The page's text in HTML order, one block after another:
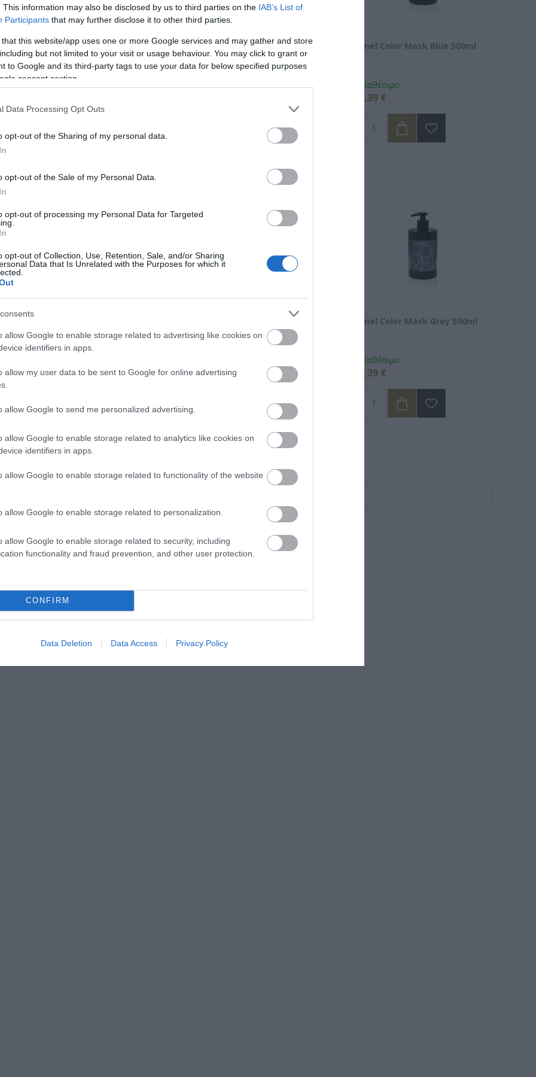
This information may also be disclosed by us to third parties on the IAB’s List of
Participants that may further disclose it to other third parties.
that this website/app uses one or more Google services and may gather and store
but not limited to your visit or usage behaviour. You may click to grant or
to Google and its third-party tags to use your data for below specified purposes
consent section.
Data Processing Opt Outs
opt-out of the Sharing of my personal data.
opt-out of the Sale of my Personal Data.
opt-out of processing my Personal Data for Targeted
opt-out of Collection, Use, Retention, Sale, and/or Sharing
Data that Is Unrelated with the Purposes for which it
allow Google to enable storage related to advertising like cookies on
identifiers in apps.
allow my user data to be sent to Google for online advertising
allow Google to send me personalized advertising.
allow Google to enable storage related to analytics like cookies on
identifiers in apps.
allow Google to enable storage related to functionality of the website
allow Google to enable storage related to personalization.
allow Google to enable storage related to security, including
functionality and fraud prevention, and other user protection.
CONFIRM
Data Deletion Data Access Privacy Policy
Μάσκα
Imel Collagen Μάσκα
Μαλλιών 1000ml
Διαθέσιμο
Imel Color Mask Baby Pink
500ml
Διαθέσιμο
Imel Color Mask Blue 500ml
Διαθέσιμο
6,39 €
Brown 500ml
500ml
6,39 €
Imel Color Mask Fuchsia
500ml
6,39 €
Imel Color Mask Grey 500ml
Διαθέσιμο
6,39 €